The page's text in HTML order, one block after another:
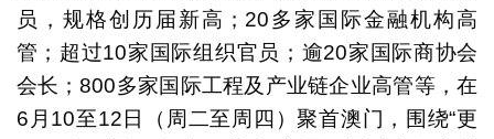
员，规格创历届新高；20多家国际金融机构高
管；超过10家国际组织官员；逾20家国际商协会
会长；800多家国际工程及产业链企业高管等，在
6月10至12日（周二至周四）聚首澳门，围绕“更